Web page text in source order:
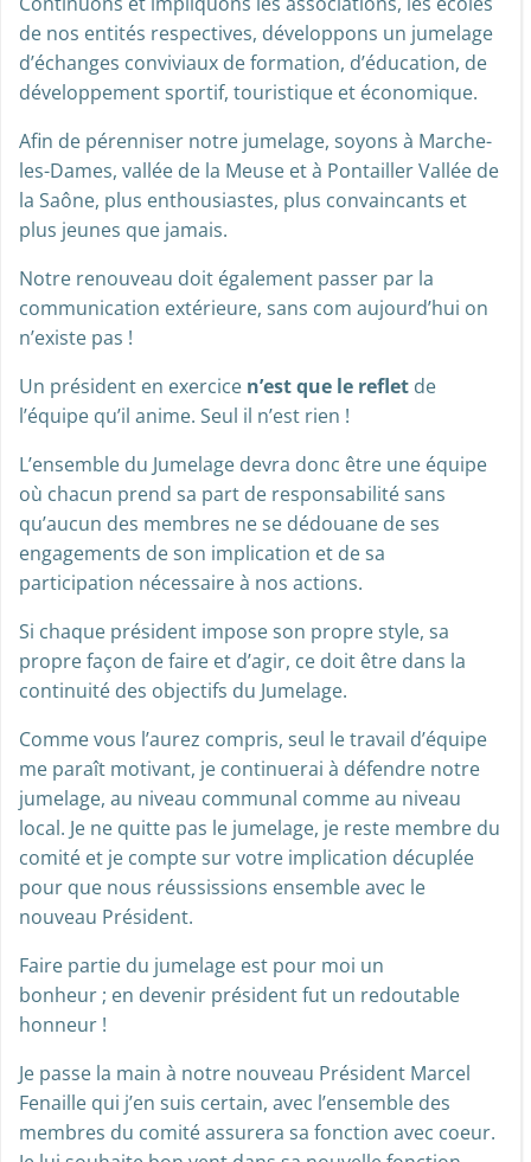
de nos entités respectives, développons un jumelage
d’échanges conviviaux de formation, d’éducation, de
développement sportif, touristique et économique.
Afin de pérenniser notre jumelage, soyons à Marche-
les-Dames, vallée de la Meuse et à Pontailler Vallée de
la Saône, plus enthousiastes, plus convaincants et
plus jeunes que jamais.
Notre renouveau doit également passer par la
communication extérieure, sans com aujourd’hui on
n’existe pas !
Un président en exercice n’est que le reflet de
l’équipe qu’il anime. Seul il n’est rien !
L’ensemble du Jumelage devra donc être une équipe
où chacun prend sa part de responsabilité sans
qu’aucun des membres ne se dédouane de ses
engagements de son implication et de sa
participation nécessaire à nos actions.
Si chaque président impose son propre style, sa
propre façon de faire et d’agir, ce doit être dans la
continuité des objectifs du Jumelage.
Comme vous l’aurez compris, seul le travail d’équipe
me paraît motivant, je continuerai à défendre notre
jumelage, au niveau communal comme au niveau
local. Je ne quitte pas le jumelage, je reste membre du
comité et je compte sur votre implication décuplée
pour que nous réussissions ensemble avec le
nouveau Président.
Faire partie du jumelage est pour moi un
bonheur ; en devenir président fut un redoutable
honneur !
Je passe la main à notre nouveau Président Marcel
Fenaille qui j’en suis certain, avec l’ensemble des
membres du comité assurera sa fonction avec coeur.